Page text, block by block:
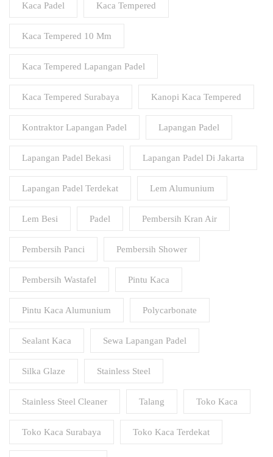
Kaca Padel Kaca Tempered
Kaca Tempered 10 Mm
Kaca Tempered Lapangan Padel
Kaca Tempered Surabaya Kanopi Kaca Tempered
Kontraktor Lapangan Padel Lapangan Padel
Lapangan Padel Bekasi Lapangan Padel Di Jakarta
Lapangan Padel Terdekat Lem Alumunium
Lem Besi Padel Pembersih Kran Air
Pembersih Panci Pembersih Shower
Pembersih Wastafel Pintu Kaca
Pintu Kaca Alumunium Polycarbonate
Sealant Kaca Sewa Lapangan Padel
Silka Glaze Stainless Steel
Stainless Steel Cleaner Talang Toko Kaca
Toko Kaca Surabaya Toko Kaca Terdekat